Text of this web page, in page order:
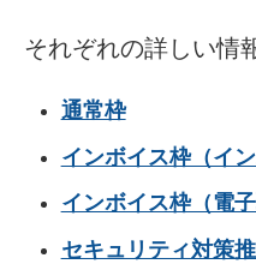
それぞれの詳しい情
通常枠
インボイス枠（イ
インボイス枠（電子
セキュリティ対策